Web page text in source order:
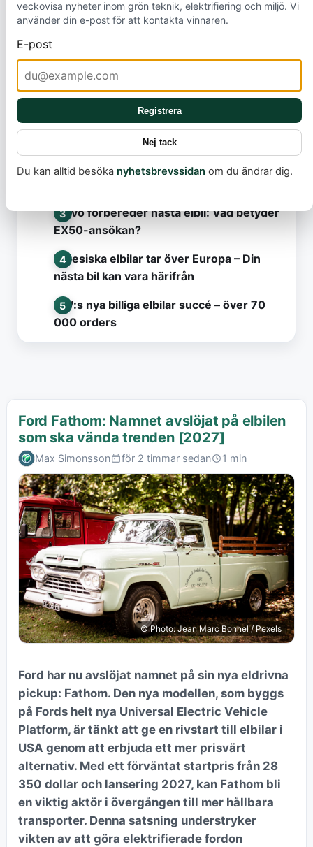
Model Y Standard släpps i Sverige
Det här missar nästan alla i debatten om
Volvo förbereder nästa elbil: Vad betyder
EX50-ansökan?
Kinesiska elbilar tar över Europa – Din
nästa bil kan vara härifrån
VW:s nya billiga elbilar succé – över 70
000 orders
Ford Fathom: Namnet avslöjat på elbilen
som ska vända trenden [2027]
Max Simonsson för 2 timmar sedan 1 min
© Photo: Jean Marc Bonnel / Pexels
Ford har nu avslöjat namnet på sin nya eldrivna
pickup: Fathom. Den nya modellen, som byggs
på Fords helt nya Universal Electric Vehicle
Platform, är tänkt att ge en rivstart till elbilar i
USA genom att erbjuda ett mer prisvärt
alternativ. Med ett förväntat startpris från 28
350 dollar och lansering 2027, kan Fathom bli
en viktig aktör i övergången till mer hållbara
transporter. Denna satsning understryker
vikten av att göra elektrifierade fordon
veckovisa nyheter inom grön teknik, elektrifiering och miljö. Vi
använder din e-post för att kontakta vinnaren.
E-post
Registrera
Nej tack
Du kan alltid besöka nyhetsbrevssidan om du ändrar dig.